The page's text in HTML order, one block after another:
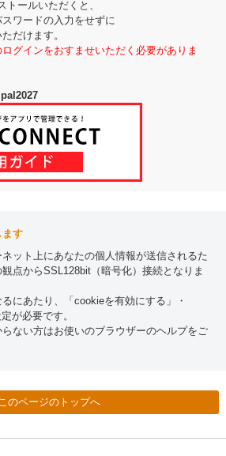
トールいただくと、
ワードの入力をせずに
だけます。
グインをおすませいただく必要がありま
ます
ット上にあなたの個人情報が送信されるた
点からSSL128bit（暗号化）接続となりま
にあたり、「cookieを有効にする」・
が必要です。
ない方はお使いのブラウザーのヘルプをご
のページのトップへ